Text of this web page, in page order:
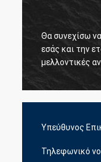
Θα συνεχίσω
εσάς και την
μελλοντικές
Υπεύθυνος
Τηλεφωνικό